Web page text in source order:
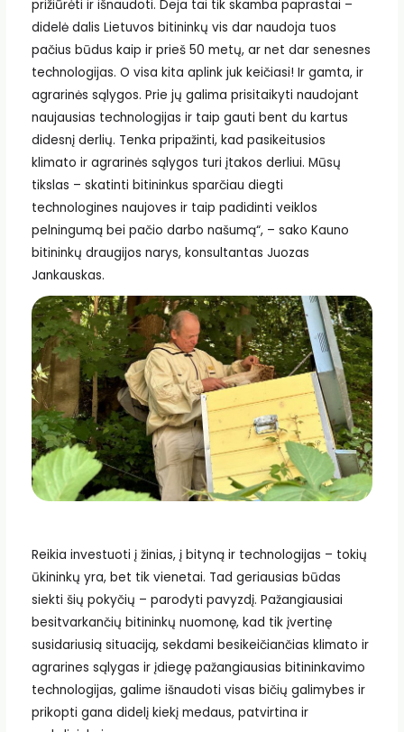
prižiūrėti ir išnaudoti. Deja tai tik skamba paprastai –
didelė dalis Lietuvos bitininkų vis dar naudoja tuos
pačius būdus kaip ir prieš 50 metų, ar net dar senesnes
technologijas. O visa kita aplink juk keičiasi! Ir gamta, ir
agrarinės sąlygos. Prie jų galima prisitaikyti naudojant
naujausias technologijas ir taip gauti bent du kartus
didesnį derlių. Tenka pripažinti, kad pasikeitusios
klimato ir agrarinės sąlygos turi įtakos derliui. Mūsų
tikslas – skatinti bitininkus sparčiau diegti
technologines naujoves ir taip padidinti veiklos
pelningumą bei pačio darbo našumą“, – sako Kauno
bitininkų draugijos narys, konsultantas Juozas
Jankauskas.
Reikia investuoti į žinias, į bityną ir technologijas – tokių
ūkininkų yra, bet tik vienetai. Tad geriausias būdas
siekti šių pokyčių – parodyti pavyzdį. Pažangiausiai
besitvarkančių bitininkų nuomonę, kad tik įvertinę
susidariusią situaciją, sekdami besikeičiančias klimato ir
agrarines sąlygas ir įdiegę pažangiausias bitininkavimo
technologijas, galime išnaudoti visas bičių galimybes ir
prikopti gana didelį kiekį medaus, patvirtina ir